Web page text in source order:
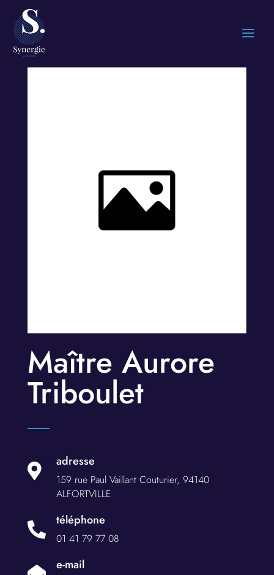
Maître Aurore
Triboulet

adresse
159 rue Paul Vaillant Couturier, 94140
ALFORTVILLE

téléphone
01 41 79 77 08
e-mail